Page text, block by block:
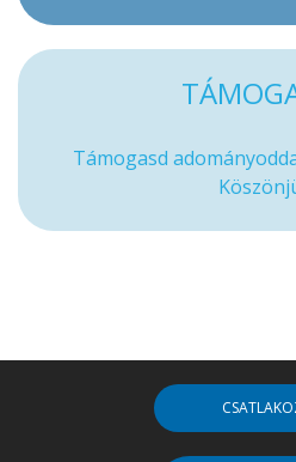
Támogasd